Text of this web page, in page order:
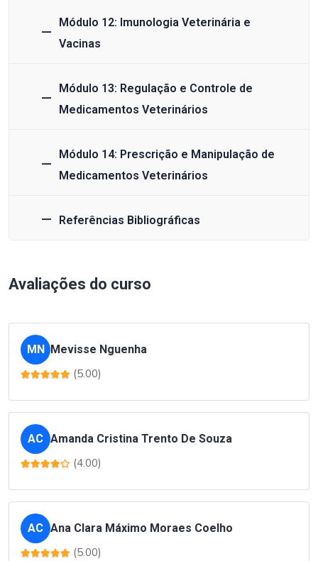
Módulo 12: Imunologia Veterinária e
Vacinas
Módulo 13: Regulação e Controle de
Medicamentos Veterinários
Módulo 14: Prescrição e Manipulação de
Medicamentos Veterinários
Referências Bibliográficas
Avaliações do curso
MN Mevisse Nguenha
(5.00)
AC Amanda Cristina Trento De Souza
(4.00)
AC Ana Clara Máximo Moraes Coelho
(5.00)